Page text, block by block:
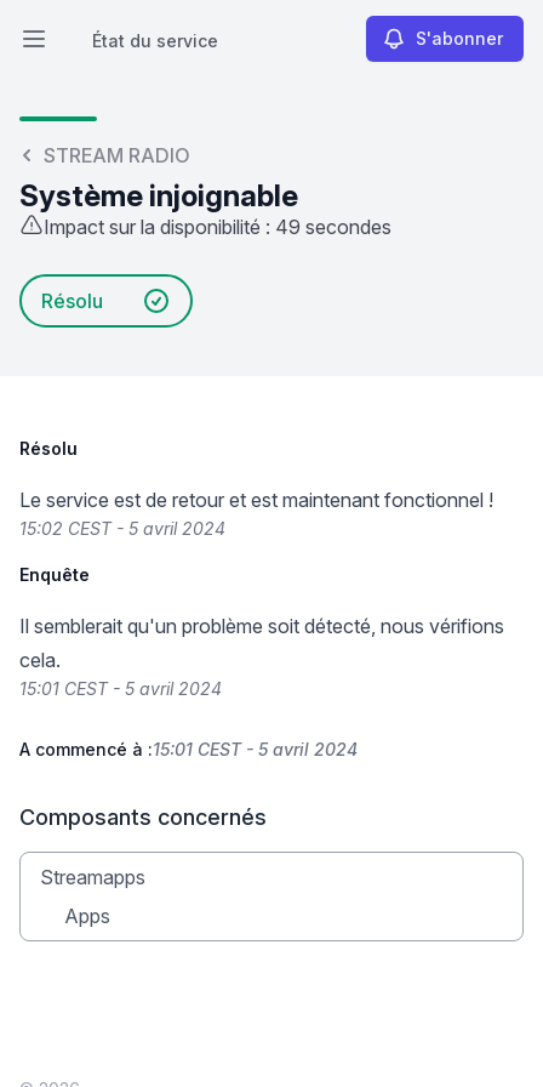
Ouvrir le menu principal
État du service
État du service S'abonner
STREAM RADIO
Système injoignable
Impact sur la disponibilité : 49 secondes
Résolu
Résolu
Le service est de retour et est maintenant fonctionnel !
15:02 CEST - 5 avril 2024
Enquête
Il semblerait qu'un problème soit détecté, nous vérifions
cela.
15:01 CEST - 5 avril 2024
A commencé à :15:01 CEST - 5 avril 2024
Composants concernés
Streamapps
Apps